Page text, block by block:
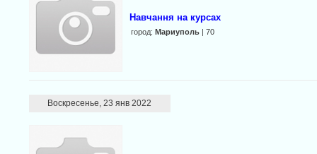
Навчання на курсах
город: Мариуполь| 70
Воскресенье, 23 янв 2022